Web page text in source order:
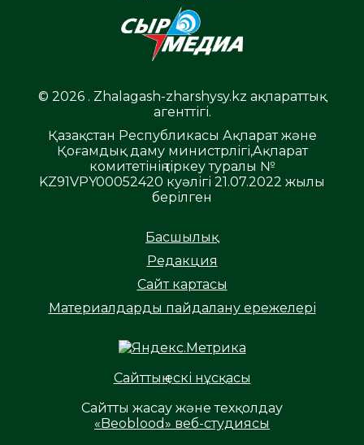
© 2026 . Zhalagash-zharshysy.kz ақпараттық
агенттігі.
Қазақстан Республикасы Ақпарат және
Қоғамдық даму министрлігі,Ақпарат
комитетінің тіркеу туралы №
KZ91VPY00052420 куәлігі 21.07.2022 жылы
берілген
Басшылық
Редакция
Сайт картасы
Материалдарды пайдалану ережелері
Сайттың ескі нұсқасы
Сайтты жасау және техқолдау
«Beoblood» веб-студиясы